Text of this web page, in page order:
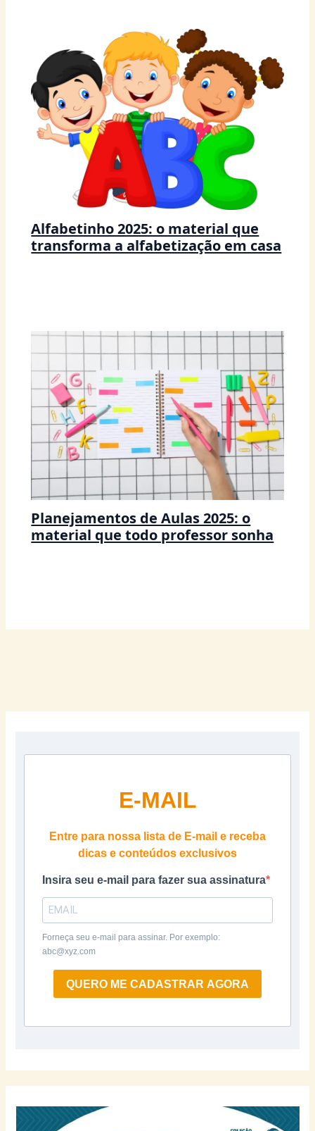
Alfabetinho 2025: o material que
transforma a alfabetização em casa
Planejamentos de Aulas 2025: o
material que todo professor sonha
E-MAIL
Entre para nossa lista de E-mail e receba
dicas e conteúdos exclusivos
Insira seu e-mail para fazer sua assinatura
Forneça seu e-mail para assinar. Por exemplo:
abc@xyz.com
QUERO ME CADASTRAR AGORA